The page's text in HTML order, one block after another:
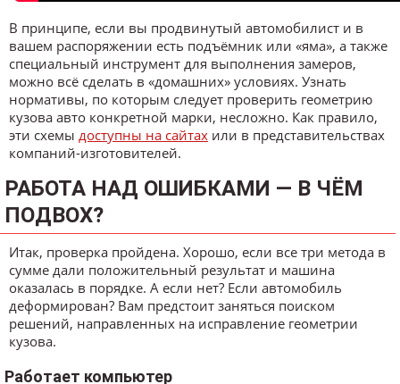
В принципе, если вы продвинутый автомобилист и в
вашем распоряжении есть подъёмник или «яма», а также
специальный инструмент для выполнения замеров,
можно всё сделать в «домашних» условиях. Узнать
нормативы, по которым следует проверить геометрию
кузова авто конкретной марки, несложно. Как правило,
эти схемы доступны на сайтах или в представительствах
компаний-изготовителей.
РАБОТА НАД ОШИБКАМИ — В ЧЁМ
ПОДВОХ?
Итак, проверка пройдена. Хорошо, если все три метода в
сумме дали положительный результат и машина
оказалась в порядке. А если нет? Если автомобиль
деформирован? Вам предстоит заняться поиском
решений, направленных на исправление геометрии
кузова.
Работает компьютер